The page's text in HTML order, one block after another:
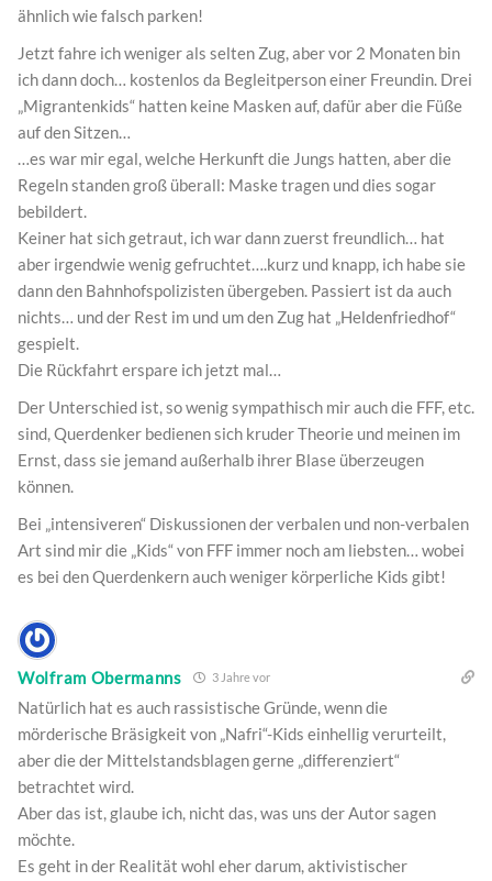
ähnlich wie falsch parken!
Jetzt fahre ich weniger als selten Zug, aber vor 2 Monaten bin
ich dann doch… kostenlos da Begleitperson einer Freundin. Drei
„Migrantenkids“ hatten keine Masken auf, dafür aber die Füße
auf den Sitzen…
…es war mir egal, welche Herkunft die Jungs hatten, aber die
Regeln standen groß überall: Maske tragen und dies sogar
bebildert.
Keiner hat sich getraut, ich war dann zuerst freundlich… hat
aber irgendwie wenig gefruchtet….kurz und knapp, ich habe sie
dann den Bahnhofspolizisten übergeben. Passiert ist da auch
nichts… und der Rest im und um den Zug hat „Heldenfriedhof“
gespielt.
Die Rückfahrt erspare ich jetzt mal…
Der Unterschied ist, so wenig sympathisch mir auch die FFF, etc.
sind, Querdenker bedienen sich kruder Theorie und meinen im
Ernst, dass sie jemand außerhalb ihrer Blase überzeugen
können.
Bei „intensiveren“ Diskussionen der verbalen und non-verbalen
Art sind mir die „Kids“ von FFF immer noch am liebsten… wobei
es bei den Querdenkern auch weniger körperliche Kids gibt!
Wolfram Obermanns 3 Jahre vor
Natürlich hat es auch rassistische Gründe, wenn die
mörderische Bräsigkeit von „Nafri“-Kids einhellig verurteilt,
aber die der Mittelstandsblagen gerne „differenziert“
betrachtet wird.
Aber das ist, glaube ich, nicht das, was uns der Autor sagen
möchte.
Es geht in der Realität wohl eher darum, aktivistischer